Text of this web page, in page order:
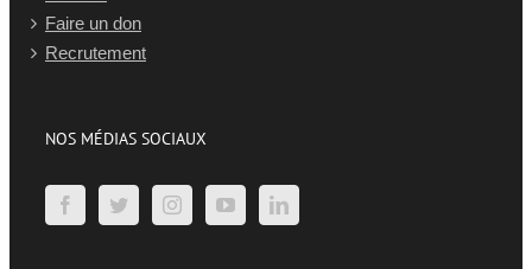
Faire un don
Recrutement
NOS MÉDIAS SOCIAUX